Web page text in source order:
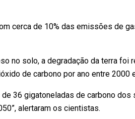
cerca de 10% das emissões de
no solo, a degradação da terra
de carbono por ano entre 2000
de 36 gigatoneladas de carbono
alertaram os cientistas.